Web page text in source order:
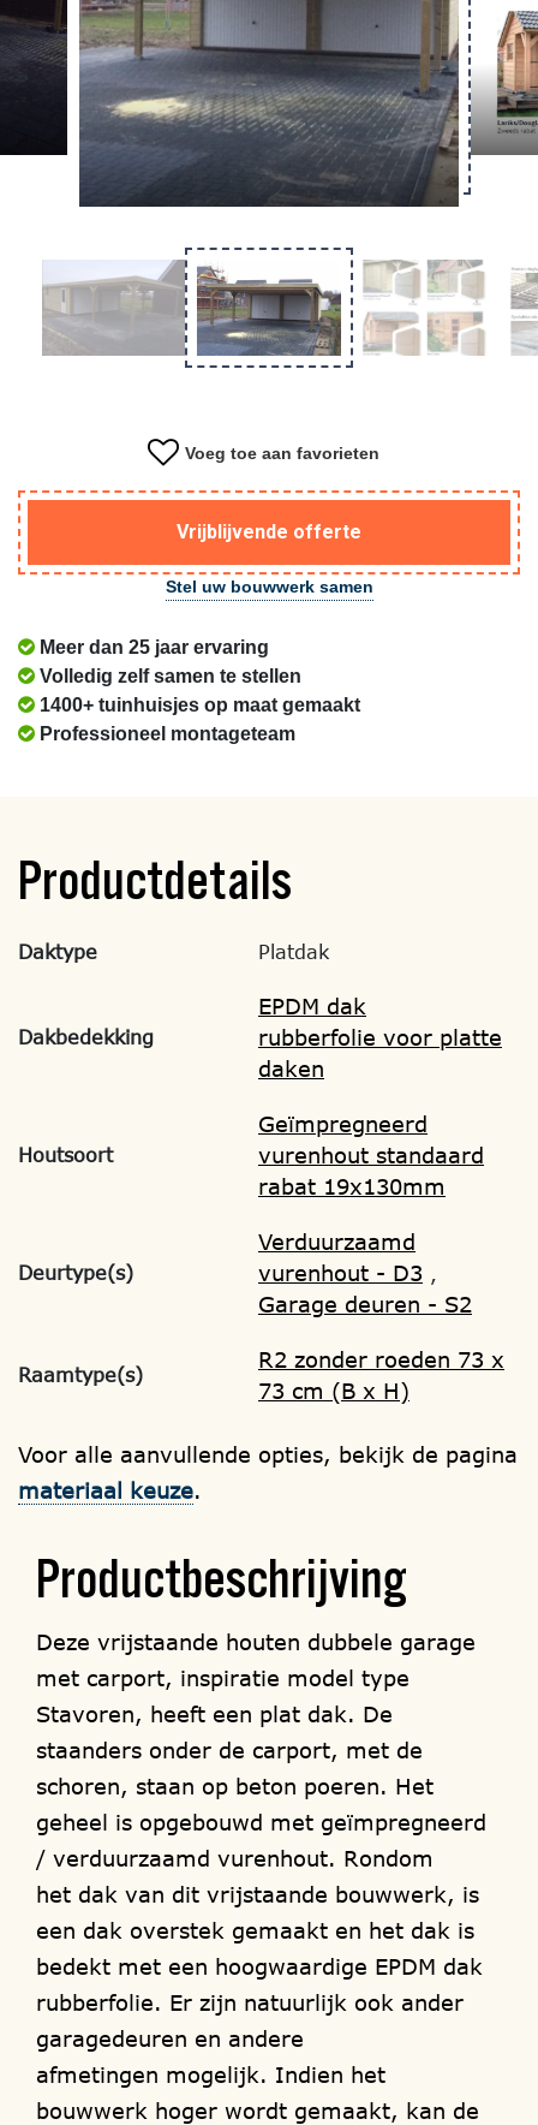
Overkapping
Tuinkantoor
Kapschuur
Voeg toe aan favorieten
Vrijblijvende offerte
Stel uw bouwwerk samen
Meer dan 25 jaar ervaring
Volledig zelf samen te stellen
1400+ tuinhuisjes op maat gemaakt
Professioneel montageteam
Productdetails
Daktype Platdak
Dakbedekking
EPDM dak
rubberfolie voor platte
daken
Houtsoort
Geïmpregneerd
vurenhout standaard
rabat 19x130mm
Deurtype(s)
Verduurzaamd
vurenhout - D3 ,
Garage deuren - S2
Raamtype(s)
R2 zonder roeden 73 x
73 cm (B x H)
Voor alle aanvullende opties, bekijk de pagina
materiaal keuze.
Productbeschrijving
Deze vrijstaande houten dubbele garage
met carport, inspiratie model type
Stavoren, heeft een plat dak. De
staanders onder de carport, met de
schoren, staan op beton poeren. Het
geheel is opgebouwd met geïmpregneerd
/ verduurzaamd vurenhout. Rondom
het dak van dit vrijstaande bouwwerk, is
een dak overstek gemaakt en het dak is
bedekt met een hoogwaardige EPDM dak
rubberfolie. Er zijn natuurlijk ook ander
garagedeuren en andere
afmetingen mogelijk. Indien het
bouwwerk hoger wordt gemaakt, kan de